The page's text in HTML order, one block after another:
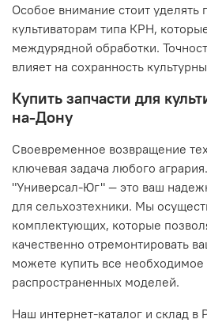
Особое внимание стоит
культиваторам типа КРН,
междурядной обработки.
влияет на сохранность
Купить запчасти для
на-Дону
Своевременное возвращение
ключевая задача любого
"Универсал-Юг" — это ваш
для сельхозтехники. Мы
комплектующих, которые
качественно отремонтировать
можете купить все
распространенных моделей.
Наш интернет-каталог и склад в